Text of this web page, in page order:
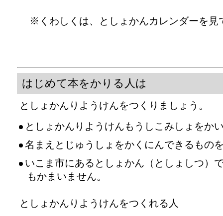
※くわしくは、としょかんカレンダーを見
はじめて本をかりる人は
としょかんりようけんをつくりましょう。
としょかんりようけんもうしこみしょをか
名まえとじゅうしょをかくにんできるもの
いこま市にあるとしょかん（としょしつ）
もかまいません。
としょかんりようけんをつくれる人